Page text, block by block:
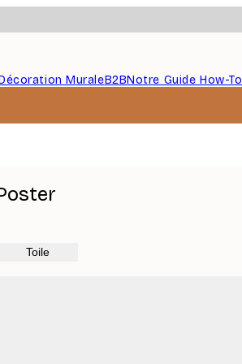
MuraleB2BNotre Guide How-To
Toile